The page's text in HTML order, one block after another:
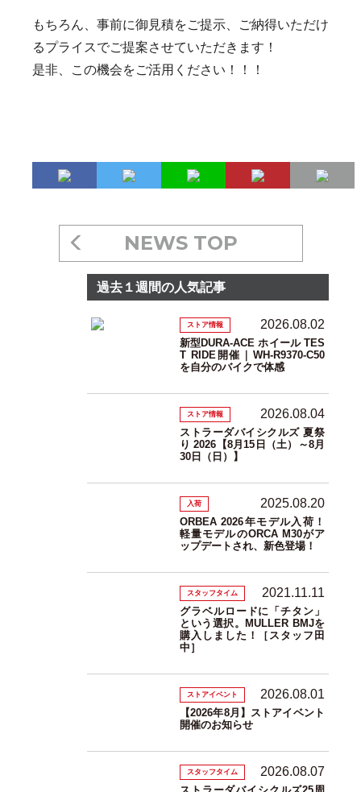
もちろん、事前に御見積をご提示、ご納得いただけ
るプライスでご提案させていただきます！
是非、この機会をご活用ください！！！
NEWS TOP
過去１週間の人気記事
ストア情報 2026.08.02
新型DURA-ACE ホイール TES
T RIDE開催｜WH-R9370-C50
を自分のバイクで体感
ストア情報 2026.08.04
ストラーダバイシクルズ 夏祭
り 2026【8月15日（土）～8月
30日（日）】
入荷 2025.08.20
ORBEA 2026年モデル入荷！
軽量モデルのORCA M30がア
ップデートされ、新色登場！
スタッフタイム 2021.11.11
グラベルロードに「チタン」
という選択。MULLER BMJを
購入しました！［スタッフ田
中］
ストアイベント 2026.08.01
【2026年8月】ストアイベント
開催のお知らせ
スタッフタイム 2026.08.07